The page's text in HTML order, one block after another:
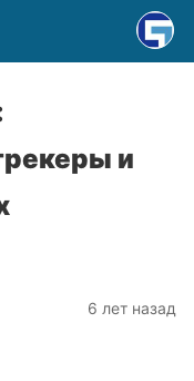
и
6 лет назад